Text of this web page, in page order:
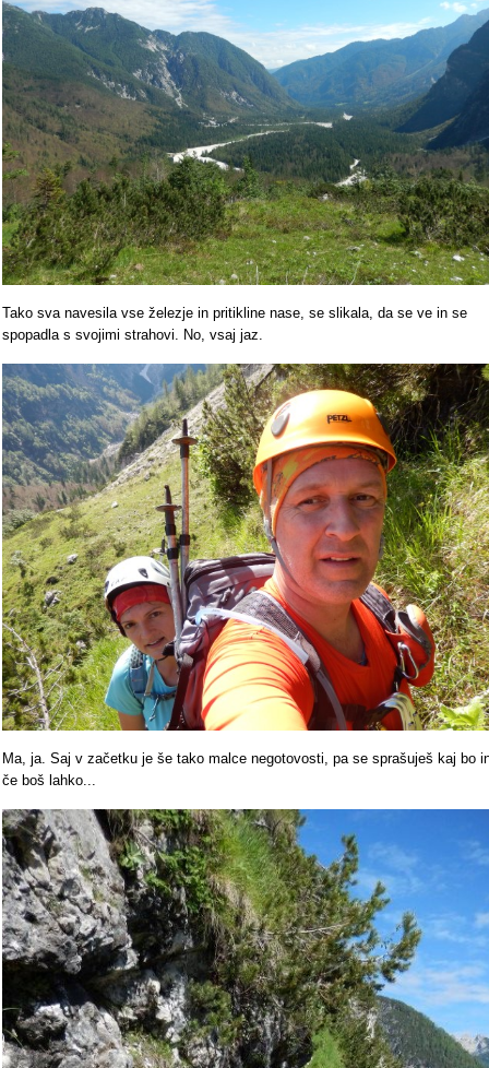
Tako sva navesila vse železje in pritikline nase, se slikala, da se ve in se
spopadla s svojimi strahovi. No, vsaj jaz.
Ma, ja. Saj v začetku je še tako malce negotovosti, pa se sprašuješ kaj bo
če boš lahko...